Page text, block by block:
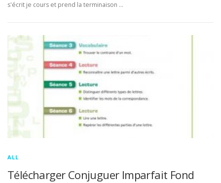
s'écrit je cours et prend la terminaison …
ALL
Télécharger Conjuguer Imparfait Fond